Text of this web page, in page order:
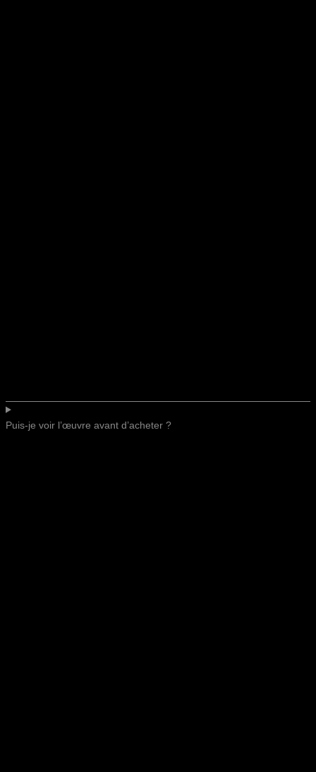
Puis-je voir l’œuvre avant d’acheter ?